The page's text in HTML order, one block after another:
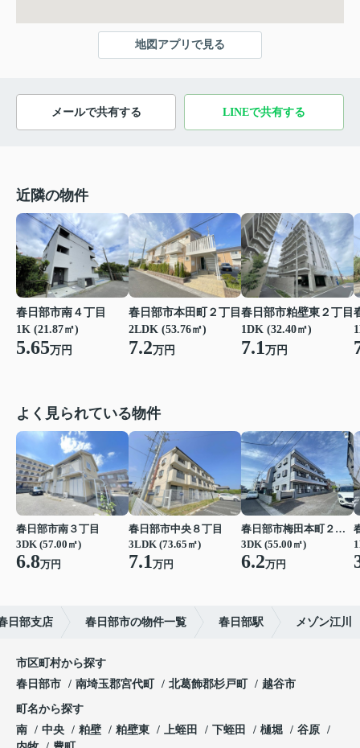
地図アプリで見る
メールで共有する LINEで共有する
近隣の物件
春日部市南４丁目
1K (21.87㎡)
5.65万円
春日部市本田町２丁目
2LDK (53.76㎡)
7.2万円
春日部市粕壁東２丁目
1DK (32.40㎡)
7.1万円
よく見られている物件
春日部市南３丁目
3DK (57.00㎡)
6.8万円
春日部市中央８丁目
3LDK (73.65㎡)
7.1万円
春日部市梅田本町２丁目
3DK (55.00㎡)
6.2万円
日部支店 春日部市の物件一覧 春日部駅 メゾン江川
市区町村から探す
春日部市
南埼玉郡宮代町 北葛飾郡杉戸町 越谷市
町名から探す
南
中央 粕壁 粕壁東 上蛭田 下蛭田 樋堀
谷原